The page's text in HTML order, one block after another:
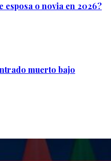
esposa o novia en 2026?
muerto bajo